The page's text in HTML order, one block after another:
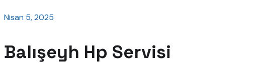
Nisan 5, 2025
Balışeyh Hp Servisi